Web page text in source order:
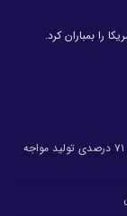
را بمباران کرد.
پتروشیمی اروند پس از اختلالات ناشی از جنگ، با کاهش ۷۱ درصدی تولید مواجه